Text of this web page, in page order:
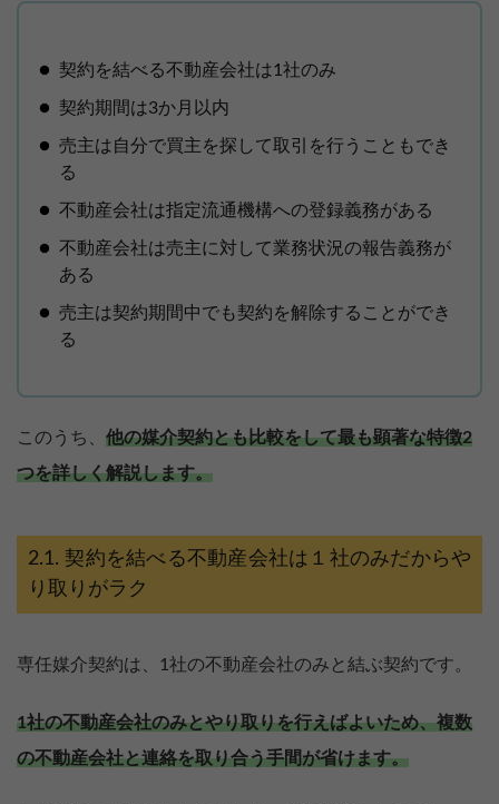
契約を結べる不動産会社は1社のみ
契約期間は3か月以内
売主は自分で買主を探して取引を行うこともでき
る
不動産会社は指定流通機構への登録義務がある
不動産会社は売主に対して業務状況の報告義務が
ある
売主は契約期間中でも契約を解除することができ
る
このうち、 他の媒介契約とも比較をして最も顕著な特徴2
つを詳しく解説します。
契約を結べる不動産会社は１社のみだからや
り取りがラク
専任媒介契約は、1社の不動産会社のみと結ぶ契約です。
1社の不動産会社のみとやり取りを行えばよいため、複数
の不動産会社と連絡を取り合う手間が省けます。